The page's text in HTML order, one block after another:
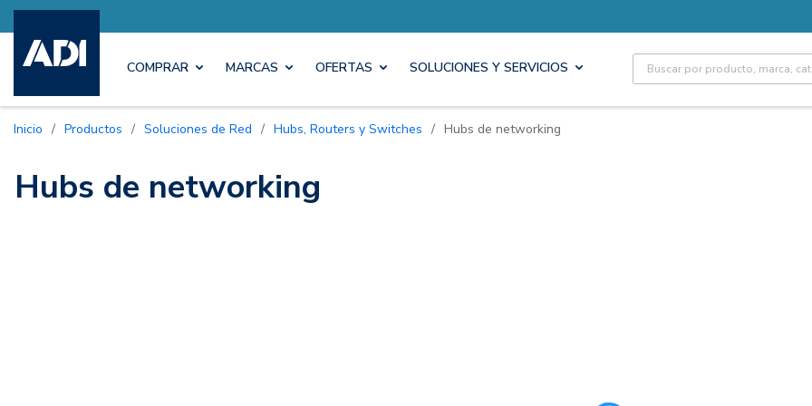
COMPRAR MARCAS OFERTAS SOLUCIONES Y SERVICIOS Site Search
Inicio / Productos / Soluciones de Red / Hubs, Routers y Switches / Hubs de networking
Hubs de networking